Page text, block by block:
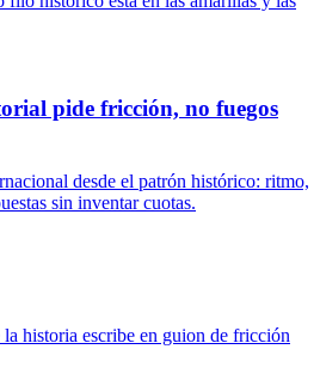
pide fricción, no fuegos
desde el patrón histórico: ritmo,
sin inventar cuotas.
historia escribe en guion de fricción